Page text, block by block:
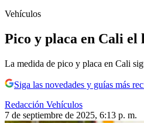
Vehículos
Pico y placa en Cali el
La medida de pico y placa en Cali
Siga las novedades y guías más
Redacción Vehículos
7 de septiembre de 2025, 6:13 p. m.